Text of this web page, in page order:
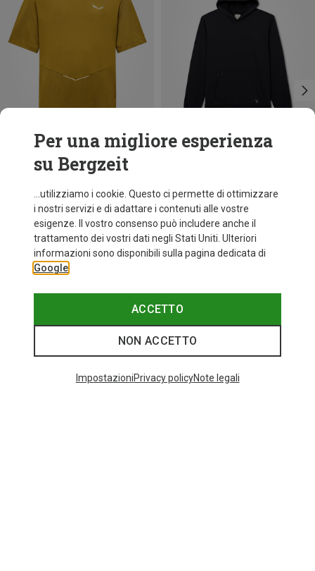
Risparmi 22%
Per una migliore esperienza
su Bergzeit
...utilizziamo i cookie. Questo ci permette di ottimizzare
i nostri servizi e di adattare i contenuti alle vostre
esigenze. Il vostro consenso può includere anche il
trattamento dei vostri dati negli Stati Uniti. Ulteriori
informazioni sono disponibili sulla pagina dedicata di
Google
ACCETTO
NON ACCETTO
ImpostazioniPrivacy policyNote legali